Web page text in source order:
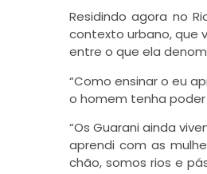
Residindo agora no
contexto urbano, que
entre o que ela
“Como ensinar o eu
o homem tenha poder
“Os Guarani ainda
aprendi com as
chão, somos rios e